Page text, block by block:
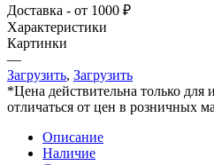
Доставка - от 1000 ₽
Характеристики
Картинки
—
Загрузить, Загрузить
*Цена действительна только для
отличаться от цен в розничных
Описание
Наличие